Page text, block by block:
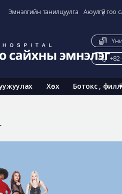
Эмнэлгийн танилцуулга Аюулгүй гоо
Хөх Ботокс ,